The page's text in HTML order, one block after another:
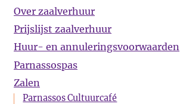
Over zaalverhuur
Prijslijst zaalverhuur
Huur- en annuleringsvoorwaarden
Parnassospas
Zalen
Parnassos Cultuurcafé